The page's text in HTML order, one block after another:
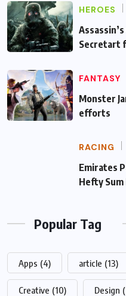
HEROES
Secretart
FANTASY
Monster
efforts
RACING
Emirates
For…
Popular Tag
Apps (4) article (13)
Creative (10) Design